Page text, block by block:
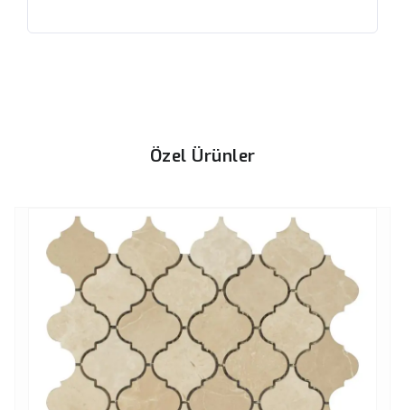
Özel Ürünler